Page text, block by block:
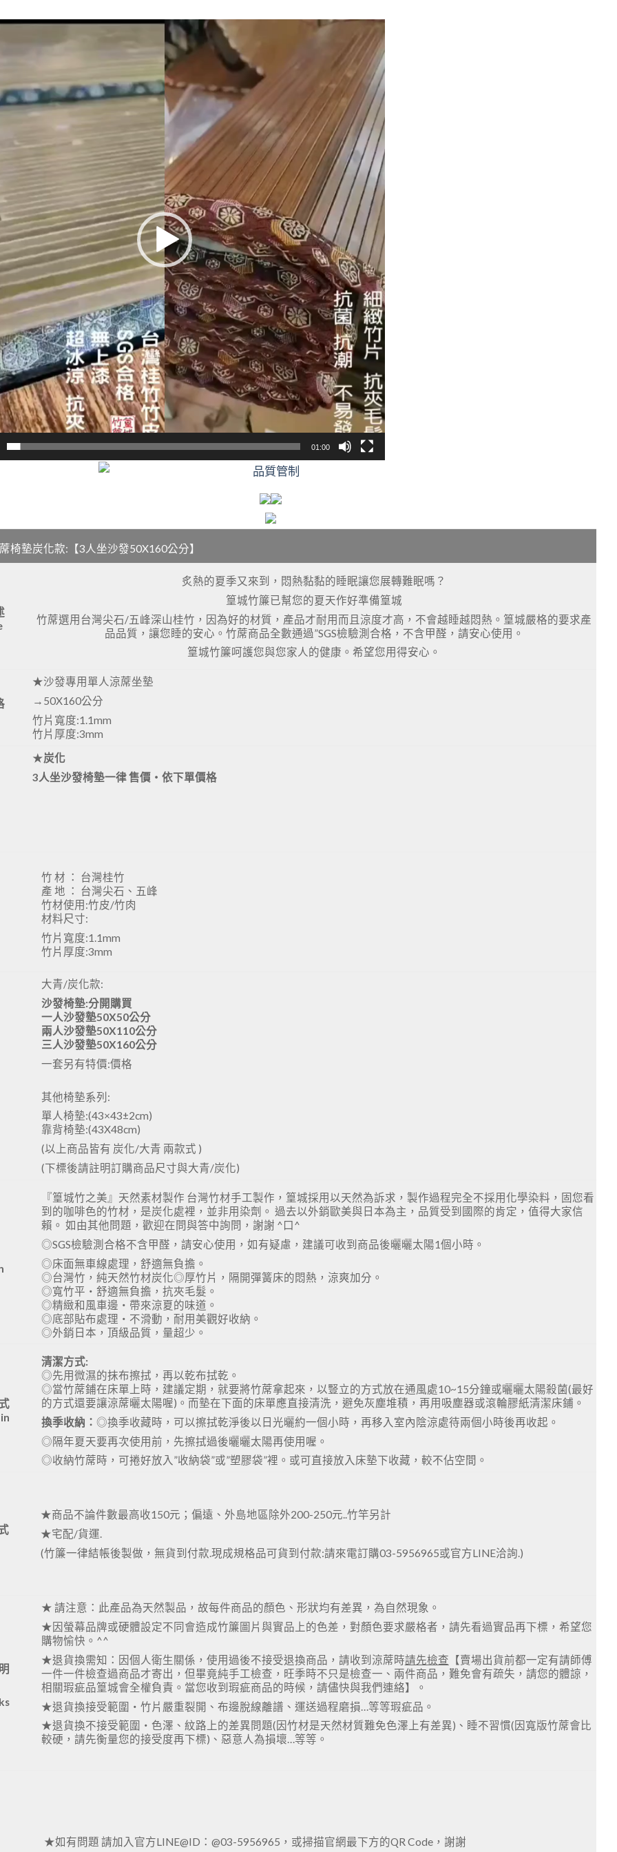
01:00
椅墊炭化款:【3人坐沙發50X160公分】
炙熱的夏季又來到，悶熱黏黏的睡眠讓您展轉難眠嗎？
篁城竹簾已幫您的夏天作好準備篁城
竹蓆選用台灣尖石/五峰深山桂竹，因為好的材質，產品才耐用而且涼度才高，不會越睡越悶熱。篁城嚴格的要求產
品品質，讓您睡的安心。竹蓆商品全數通過”SGS檢驗測合格，不含甲醛，請安心使用。
篁城竹簾呵護您與您家人的健康。希望您用得安心。
★沙發專用單人涼蓆坐墊
→50X160公分
竹片寬度:1.1mm
竹片厚度:3mm
★炭化
3人坐沙發椅墊一律 售價‧依下單價格
竹 材 ： 台灣桂竹
產 地 ： 台灣尖石、五峰
竹材使用:竹皮/竹肉
材料尺寸:
竹片寬度:1.1mm
竹片厚度:3mm
大青/炭化款:
沙發椅墊:分開購買
一人沙發墊50X50公分
兩人沙發墊50X110公分
三人沙發墊50X160公分
一套另有特價:價格
其他椅墊系列:
單人椅墊:(43×43±2cm)
靠背椅墊:(43X48cm)
(以上商品皆有 炭化/大青 兩款式 )
(下標後請註明訂購商品尺寸與大青/炭化)
『篁城竹之美』天然素材製作 台灣竹材手工製作，篁城採用以天然為訴求，製作過程完全不採用化學染料，固您看
到的咖啡色的竹材，是炭化處裡，並非用染劑。 過去以外銷歐美與日本為主，品質受到國際的肯定，值得大家信
賴。 如由其他問題，歡迎在問與答中詢問，謝謝 ^口^
◎SGS檢驗測合格不含甲醛，請安心使用，如有疑慮，建議可收到商品後曬曬太陽1個小時。
◎床面無車線處理，舒適無負擔。
◎台灣竹，純天然竹材炭化◎厚竹片，隔開彈簧床的悶熱，涼爽加分。
◎寬竹平‧舒適無負擔，抗夾毛髮。
◎精緻和風車邊‧帶來涼夏的味道。
◎底部貼布處理‧不滑動，耐用美觀好收納。
◎外銷日本，頂級品質，量超少。
清潔方式:
◎先用微濕的抹布擦拭，再以乾布拭乾。
◎當竹蓆鋪在床單上時，建議定期，就要將竹蓆拿起來，以豎立的方式放在通風處10~15分鐘或曬曬太陽殺菌(最好
的方式還要讓涼蓆曬太陽喔)。而墊在下面的床單應直接清洗，避免灰塵堆積，再用吸塵器或滾輪膠紙清潔床鋪。
換季收納： ◎換季收藏時，可以擦拭乾淨後以日光曬約一個小時，再移入室內陰涼處待兩個小時後再收起。
◎隔年夏天要再次使用前，先擦拭過後曬曬太陽再使用喔。
◎收納竹蓆時，可捲好放入”收納袋”或”塑膠袋”裡。或可直接放入床墊下收藏，較不佔空間。
★商品不論件數最高收150元；偏遠、外島地區除外200-250元..竹竿另計
★宅配/貨運.
(竹簾一律結帳後製做，無貨到付款.現成規格品可貨到付款:請來電訂購03-5956965或官方LINE洽詢.)
★ 請注意：此產品為天然製品，故每件商品的顏色、形狀均有差異，為自然現象。
★因螢幕品牌或硬體設定不同會造成竹簾圖片與實品上的色差，對顏色要求嚴格者，請先看過實品再下標，希望您
購物愉快。^^
★退貨換需知：因個人衛生關係，使用過後不接受退換商品，請收到涼蓆時請先檢查 【賣場出貨前都一定有請師傅
一件一件檢查過商品才寄出，但畢竟純手工檢查，旺季時不只是檢查一、兩件商品，難免會有疏失，請您的體諒，
相關瑕疵品篁城會全權負責。當您收到瑕疵商品的時候，請儘快與我們連絡】。
★退貨換接受範圍‧竹片嚴重裂開、布邊脫線離譜、運送過程磨損…等等瑕疵品。
★退貨換不接受範圍‧色澤、紋路上的差異問題(因竹材是天然材質難免色澤上有差異)、睡不習慣(因寬版竹蓆會比
較硬，請先衡量您的接受度再下標)、惡意人為損壞…等等。
★如有問題 請加入官方LINE@ID：@03-5956965，或掃描官網最下方的QR Code，謝謝